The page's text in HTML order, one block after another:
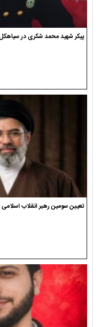
پیکر شهید محمد شکری در
تعیین سومین رهبر انقلاب